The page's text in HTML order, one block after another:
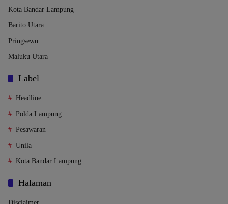
Kota Bandar Lampung
Barito Utara
Pringsewu
Maluku Utara
Label
Headline
Polda Lampung
Pesawaran
Unila
Kota Bandar Lampung
Halaman